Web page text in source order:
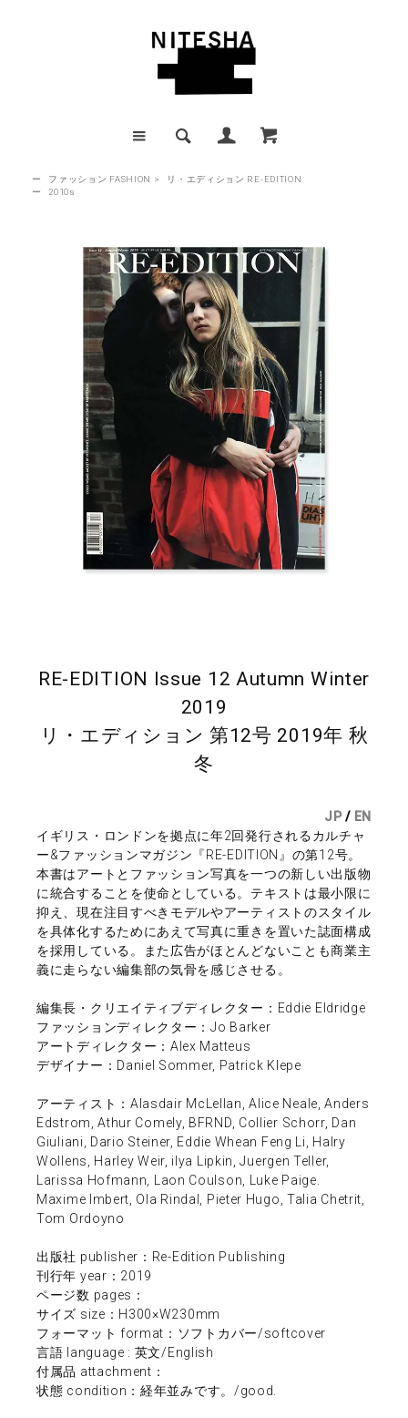
ー ファッション FASHION >
リ・エディション RE-EDITION
ー
2010s
RE-EDITION Issue 12 Autumn Winter
2019
リ・エディション 第12号 2019年 秋
冬
JP / EN
イギリス・ロンドンを拠点に年2回発行されるカルチャ
ー&ファッションマガジン『RE-EDITION』の第12号。
本書はアートとファッション写真を一つの新しい出版物
に統合することを使命としている。テキストは最小限に
抑え、現在注目すべきモデルやアーティストのスタイル
を具体化するためにあえて写真に重きを置いた誌面構成
を採用している。また広告がほとんどないことも商業主
義に走らない編集部の気骨を感じさせる。
編集長・クリエイティブディレクター：Eddie Eldridge
ファッションディレクター：Jo Barker
アートディレクター：Alex Matteus
デザイナー：Daniel Sommer, Patrick Klepe
アーティスト：Alasdair McLellan, Alice Neale, Anders
Edstrom, Athur Comely, BFRND, Collier Schorr, Dan
Giuliani, Dario Steiner, Eddie Whean Feng Li, Halry
Wollens, Harley Weir, iIya Lipkin, Juergen Teller,
Larissa Hofmann, Laon Coulson, Luke Paige.
Maxime Imbert, Ola Rindal, Pieter Hugo, Talia Chetrit,
Tom Ordoyno
出版社 publisher：Re-Edition Publishing
刊行年 year：2019
ページ数 pages：
サイズ size：H300×W230mm
フォーマット format：ソフトカバー/softcover
言語 language : 英文/English
付属品 attachment：
状態 condition：経年並みです。/good.